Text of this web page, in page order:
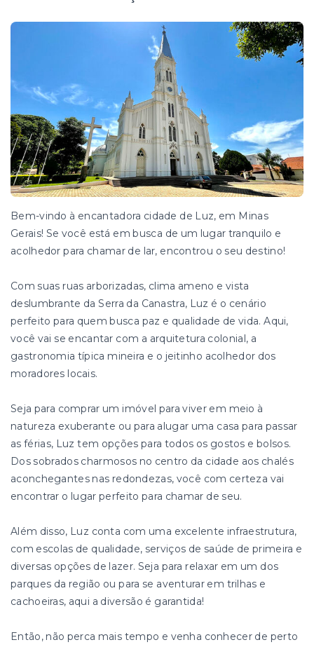
Bem-vindo à encantadora cidade de Luz, em Minas
Gerais! Se você está em busca de um lugar tranquilo e
acolhedor para chamar de lar, encontrou o seu destino!
Com suas ruas arborizadas, clima ameno e vista
deslumbrante da Serra da Canastra, Luz é o cenário
perfeito para quem busca paz e qualidade de vida. Aqui,
você vai se encantar com a arquitetura colonial, a
gastronomia típica mineira e o jeitinho acolhedor dos
moradores locais.
Seja para comprar um imóvel para viver em meio à
natureza exuberante ou para alugar uma casa para passar
as férias, Luz tem opções para todos os gostos e bolsos.
Dos sobrados charmosos no centro da cidade aos chalés
aconchegantes nas redondezas, você com certeza vai
encontrar o lugar perfeito para chamar de seu.
Além disso, Luz conta com uma excelente infraestrutura,
com escolas de qualidade, serviços de saúde de primeira e
diversas opções de lazer. Seja para relaxar em um dos
parques da região ou para se aventurar em trilhas e
cachoeiras, aqui a diversão é garantida!
Então, não perca mais tempo e venha conhecer de perto